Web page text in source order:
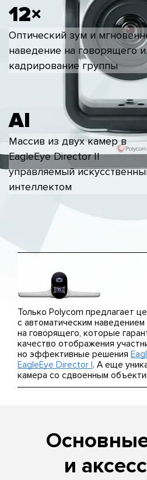
12×
Оптический зум и
наведение на говорящего
кадрирование группы
AI
Массив из двух камер в
EagleEye Director II
управляемый
интеллектом
Только Polycom предлагает
с автоматическим
на говорящего, которые
качество отображения
но эффективные решения
EagleEye Director I. А еще
камера со сдвоенным
и